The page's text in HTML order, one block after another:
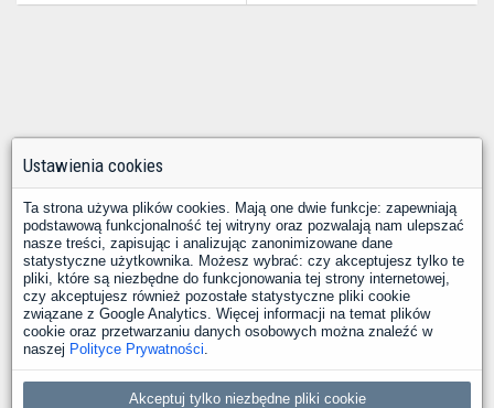
Ustawienia cookies
Ta strona używa plików cookies. Mają one dwie funkcje: zapewniają
podstawową funkcjonalność tej witryny oraz pozwalają nam ulepszać
nasze treści, zapisując i analizując zanonimizowane dane
statystyczne użytkownika. Możesz wybrać: czy akceptujesz tylko te
pliki, które są niezbędne do funkcjonowania tej strony internetowej,
czy akceptujesz również pozostałe statystyczne pliki cookie
związane z Google Analytics. Więcej informacji na temat plików
cookie oraz przetwarzaniu danych osobowych można znaleźć w
naszej Polityce Prywatności.
Akceptuj tylko niezbędne pliki cookie